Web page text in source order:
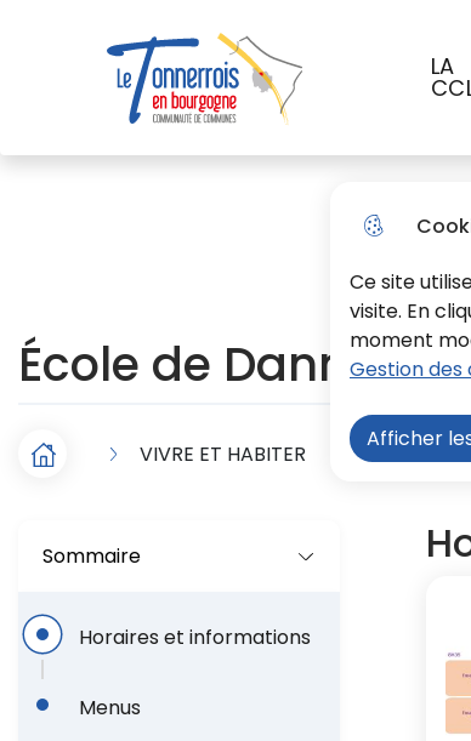
Ce site
visite. En
moment
Gestion des
Afficher
Aller au menu Aller à la recherche
Menu
LA
École de
F
d
'
A
Accueil VIVRE ET HABITER Enfance,
Sommaire
Horaires et informations
Menus